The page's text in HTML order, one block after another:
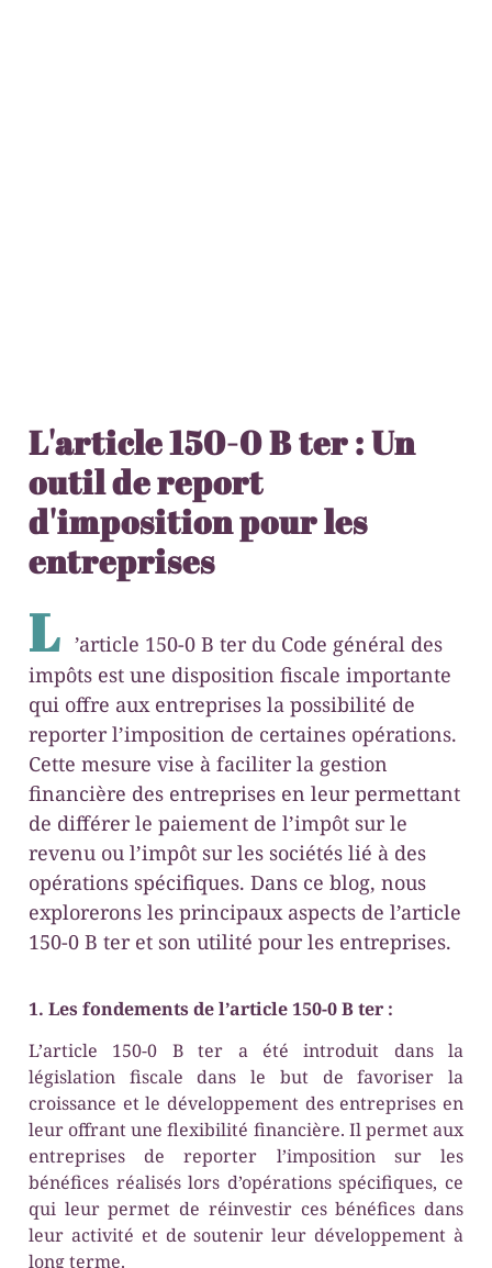
L'article 150-0 B ter : Un
outil de report
d'imposition pour les
entreprises
L ’article 150-0 B ter du Code général des
impôts est une disposition fiscale importante
qui offre aux entreprises la possibilité de
reporter l’imposition de certaines opérations.
Cette mesure vise à faciliter la gestion
financière des entreprises en leur permettant
de différer le paiement de l’impôt sur le
revenu ou l’impôt sur les sociétés lié à des
opérations spécifiques. Dans ce blog, nous
explorerons les principaux aspects de l’article
150-0 B ter et son utilité pour les entreprises.
1. Les fondements de l’article 150-0 B ter :
L’article 150-0 B ter a été introduit dans la
législation fiscale dans le but de favoriser la
croissance et le développement des entreprises en
leur offrant une flexibilité financière. Il permet aux
entreprises de reporter l’imposition sur les
bénéfices réalisés lors d’opérations spécifiques, ce
qui leur permet de réinvestir ces bénéfices dans
leur activité et de soutenir leur développement à
long terme.